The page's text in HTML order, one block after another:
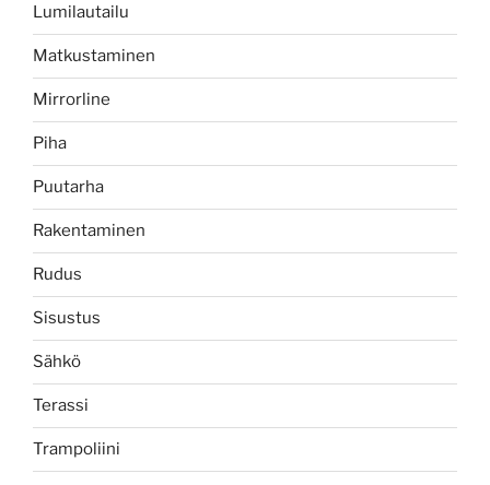
Lumilautailu
Matkustaminen
Mirrorline
Piha
Puutarha
Rakentaminen
Rudus
Sisustus
Sähkö
Terassi
Trampoliini